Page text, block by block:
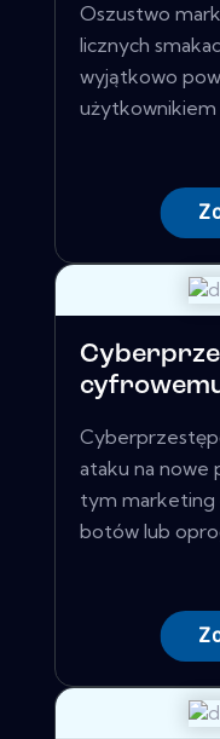
Oszustwo
licznych
wyjątkowo
użytkownikiem
ataku na nowe
tym marketing
botów lub